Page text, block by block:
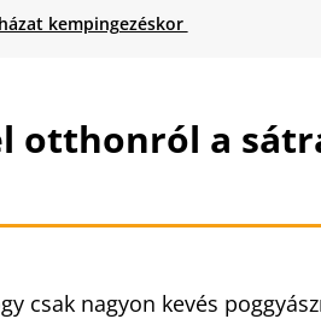
kempingezéskor
otthonról a
csak nagyon kevés